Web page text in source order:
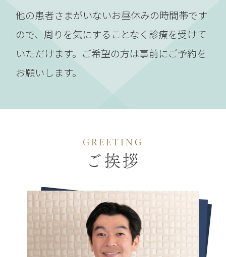
他の患者さまがいないお昼休みの時間帯です
ので、周りを気にすることなく診療を受けて
いただけます。 ご希望の方は事前にご予約を
お願いします。
G REETING
ご挨拶